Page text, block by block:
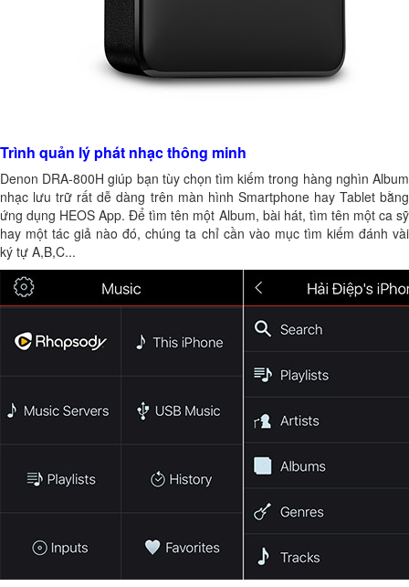
Trình quản lý phát nhạc thông minh
Denon DRA-800H giúp bạn tùy chọn tìm kiếm trong hàng nghìn Album
nhạc lưu trữ rất dễ dàng trên màn hình Smartphone hay Tablet bằng
ứng dụng HEOS App. Để tìm tên một Album, bài hát, tìm tên một ca sỹ
hay một tác giả nào đó, chúng ta chỉ cần vào mục tìm kiếm đánh vài
ký tự A,B,C...